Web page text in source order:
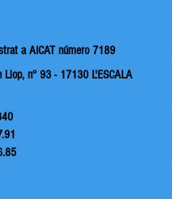
aAICAT número 7189
Llop, n° 93 - 17130 L'ESCALA